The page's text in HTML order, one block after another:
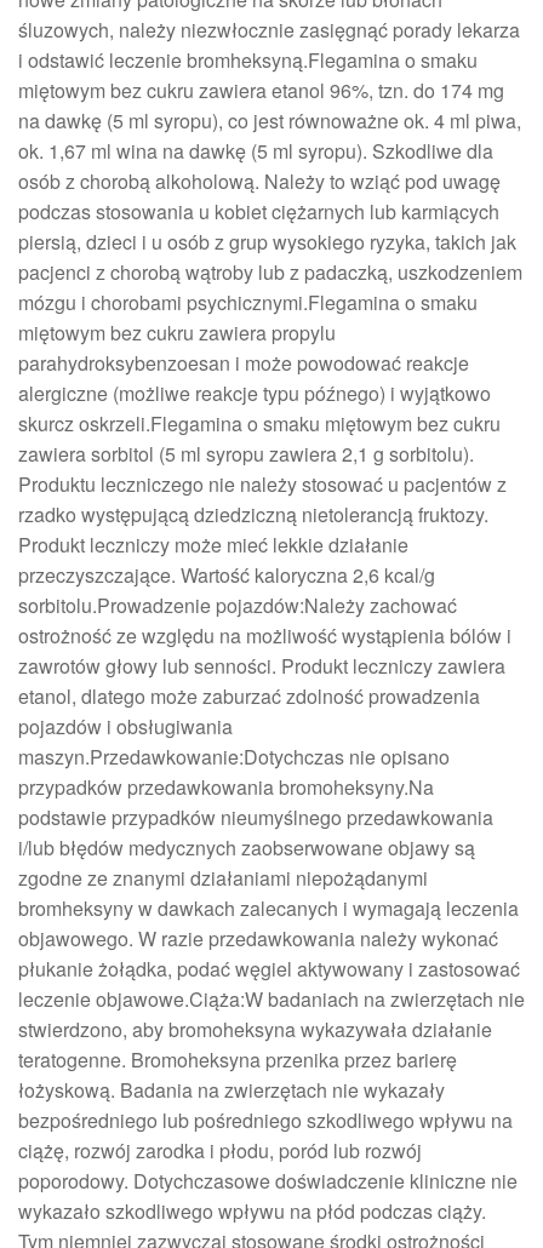
śluzowych, należy niezwłocznie zasięgnąć porady lekarza
i odstawić leczenie bromheksyną.Flegamina o smaku
miętowym bez cukru zawiera etanol 96%, tzn. do 174 mg
na dawkę (5 ml syropu), co jest równoważne ok. 4 ml piwa,
ok. 1,67 ml wina na dawkę (5 ml syropu). Szkodliwe dla
osób z chorobą alkoholową. Należy to wziąć pod uwagę
podczas stosowania u kobiet ciężarnych lub karmiących
piersią, dzieci i u osób z grup wysokiego ryzyka, takich jak
pacjenci z chorobą wątroby lub z padaczką, uszkodzeniem
mózgu i chorobami psychicznymi.Flegamina o smaku
miętowym bez cukru zawiera propylu
parahydroksybenzoesan i może powodować reakcje
alergiczne (możliwe reakcje typu późnego) i wyjątkowo
skurcz oskrzeli.Flegamina o smaku miętowym bez cukru
zawiera sorbitol (5 ml syropu zawiera 2,1 g sorbitolu).
Produktu leczniczego nie należy stosować u pacjentów z
rzadko występującą dziedziczną nietolerancją fruktozy.
Produkt leczniczy może mieć lekkie działanie
przeczyszczające. Wartość kaloryczna 2,6 kcal/g
sorbitolu.Prowadzenie pojazdów:Należy zachować
ostrożność ze względu na możliwość wystąpienia bólów i
zawrotów głowy lub senności. Produkt leczniczy zawiera
etanol, dlatego może zaburzać zdolność prowadzenia
pojazdów i obsługiwania
maszyn.Przedawkowanie:Dotychczas nie opisano
przypadków przedawkowania bromoheksyny.Na
podstawie przypadków nieumyślnego przedawkowania
i/lub błędów medycznych zaobserwowane objawy są
zgodne ze znanymi działaniami niepożądanymi
bromheksyny w dawkach zalecanych i wymagają leczenia
objawowego. W razie przedawkowania należy wykonać
płukanie żołądka, podać węgiel aktywowany i zastosować
leczenie objawowe.Ciąża:W badaniach na zwierzętach nie
stwierdzono, aby bromoheksyna wykazywała działanie
teratogenne. Bromoheksyna przenika przez barierę
łożyskową. Badania na zwierzętach nie wykazały
bezpośredniego lub pośredniego szkodliwego wpływu na
ciążę, rozwój zarodka i płodu, poród lub rozwój
poporodowy. Dotychczasowe doświadczenie kliniczne nie
wykazało szkodliwego wpływu na płód podczas ciąży.
Tym niemniej zazwyczaj stosowane środki ostrożności